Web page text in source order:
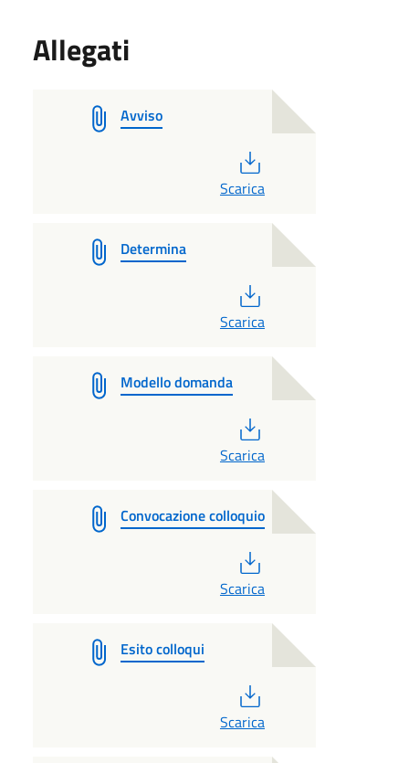
Allegati
Avviso
Scarica
Determina
Scarica
Modello domanda
Scarica
Convocazione colloquio
Scarica
Esito colloqui
Scarica